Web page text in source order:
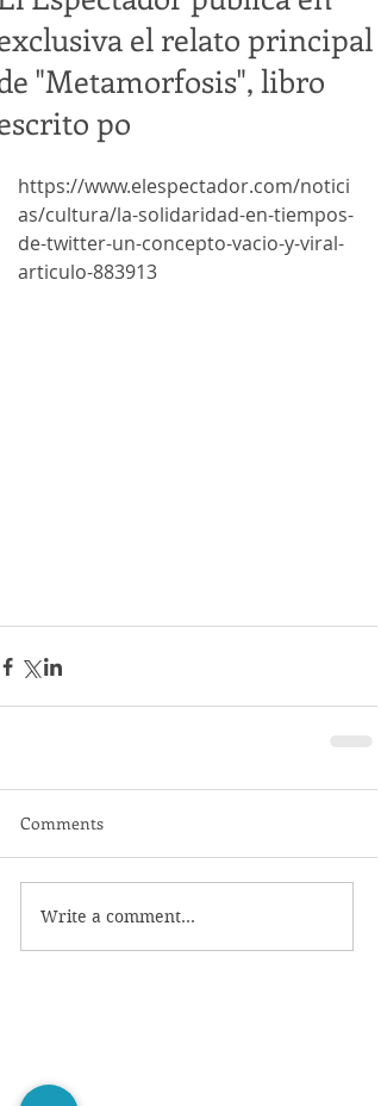
el relato principal
"Metamorfosis", libro
po
https://www.elespectador.com/notici
as/cultura/la-solidaridad-en-tiempos-
de-twitter-un-concepto-vacio-y-viral-
articulo-883913
Comments
Write a comment...